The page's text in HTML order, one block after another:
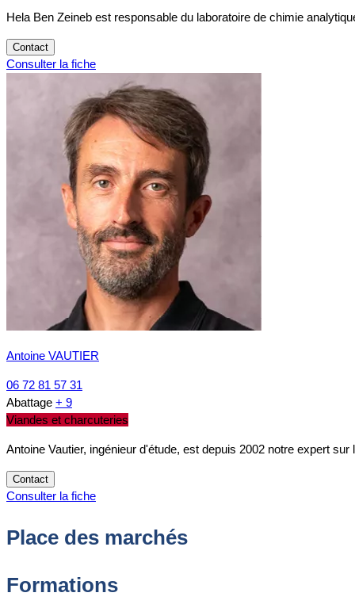
Hela Ben Zeineb est responsable du laboratoire de chimie
Contact
Consulter la fiche
Antoine VAUTIER
06 72 81 57 31
Abattage + 9
Viandes et charcuteries
Antoine Vautier, ingénieur d'étude, est depuis 2002 notre expert
Contact
Consulter la fiche
Place des marchés
Formations